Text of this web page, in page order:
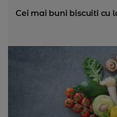
Cei mai buni biscuiti cu